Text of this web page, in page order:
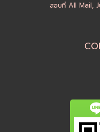
สอบที่ All Mail,